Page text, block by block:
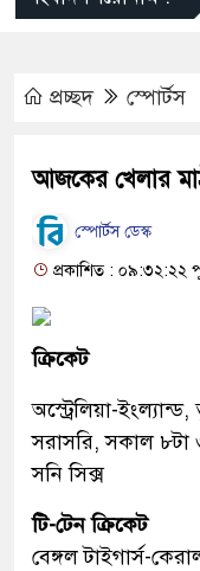
প্রচ্ছদ স্পোর্টস
আজকের খেলার
স্পোর্টস ডেস্ক
প্রকাশিত : ০৯:৩২:২২
ক্রিকেট
অস্ট্রেলিয়া-
সরাসরি, সকাল ৮টা
সনি সিক্স
টি-টেন ক্রিকেট
বেঙ্গল টাইগার্স-